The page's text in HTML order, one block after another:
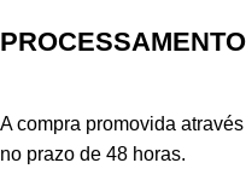
PROCESSAMENTO
A compra promovida
no prazo de 48 horas.